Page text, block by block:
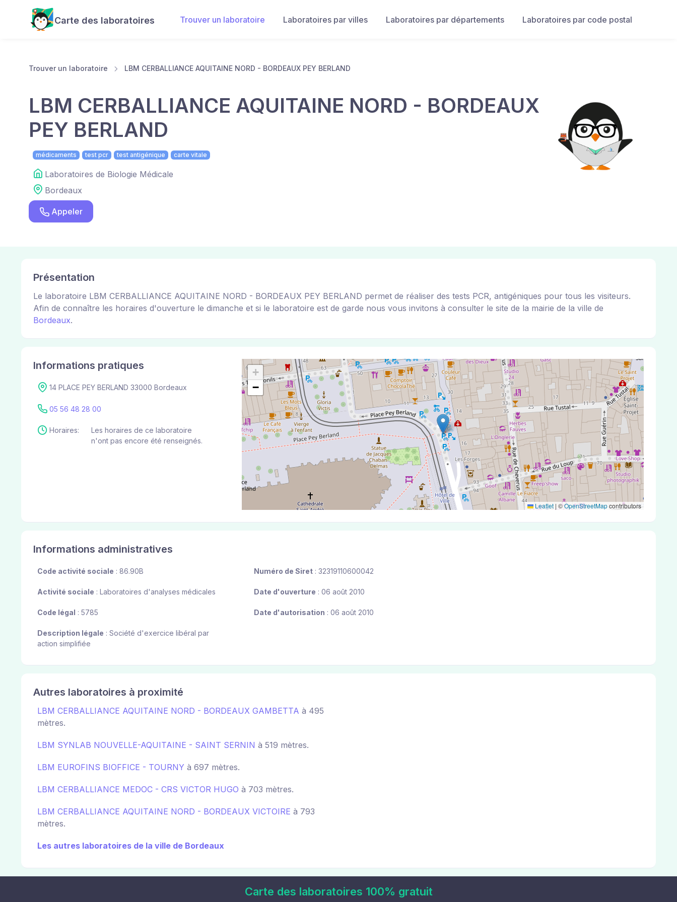
Carte des laboratoires Trouver un laboratoire Laboratoires par villes Laboratoires par départements Laboratoires par code postal
Trouver un laboratoire LBM CERBALLIANCE AQUITAINE NORD - BORDEAUX PEY BERLAND
LBM CERBALLIANCE AQUITAINE NORD - BORDEAUX
PEY BERLAND
médicaments test pcr test antigénique carte vitale
Laboratoires de Biologie Médicale
Bordeaux
Appeler
Présentation
Le laboratoire LBM CERBALLIANCE AQUITAINE NORD - BORDEAUX PEY BERLAND permet de réaliser des tests PCR, antigéniques pour tous les visiteurs.
Afin de connaître les horaires d'ouverture le dimanche et si le laboratoire est de garde nous vous invitons à consulter le site de la mairie de la ville de
Bordeaux.
Informations pratiques
14 PLACE PEY BERLAND 33000 Bordeaux
05 56 48 28 00
Horaires:
Les horaires de ce laboratoire
n'ont pas encore été renseignés.
+
−
Leaflet | ©OpenStreetMapcontributors
Informations administratives
Code activité sociale : 86.90B
Activité sociale : Laboratoires d'analyses médicales
Code légal : 5785
Description légale : Société d'exercice libéral par
action simplifiée
Numéro de Siret : 32319110600042
Date d'ouverture : 06 août 2010
Date d'autorisation : 06 août 2010
Autres laboratoires à proximité
LBM CERBALLIANCE AQUITAINE NORD - BORDEAUX GAMBETTA à 495
mètres.
LBM SYNLAB NOUVELLE-AQUITAINE - SAINT SERNIN à 519 mètres.
LBM EUROFINS BIOFFICE - TOURNY à 697 mètres.
LBM CERBALLIANCE MEDOC - CRS VICTOR HUGO à 703 mètres.
LBM CERBALLIANCE AQUITAINE NORD - BORDEAUX VICTOIRE à 793
mètres.
Les autres laboratoires de la ville de Bordeaux
Carte des laboratoires 100% gratuit